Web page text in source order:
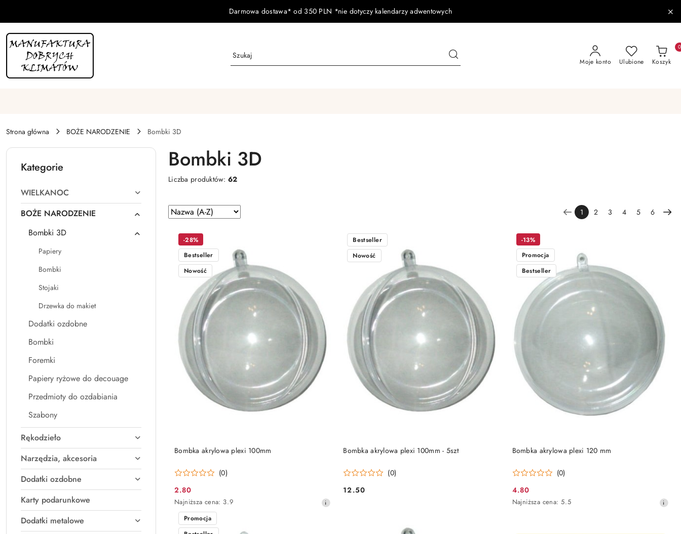
Darmowa dostawa* od 350 PLN *nie dotyczy kalendarzy adwentowych
Moje konto Ulubione Koszyk
0
Strona główna BOŻE NARODZENIE Bombki 3D
Kategorie
WIELKANOC
BOŻE NARODZENIE
Bombki 3D
Papiery
Bombki
Stojaki
Drzewka do makiet
Dodatki ozdobne
Bombki
Foremki
Papiery ryżowe do decouage
Przedmioty do ozdabiania
Szabony
Rękodzieło
Narzędzia, akcesoria
Dodatki ozdobne
Karty podarunkowe
Dodatki metalowe
Bombki 3D
Liczba produktów:62
Zastosowano
sortowanie:
Nazwa
Sortuj
według
1 2 3 4 5 6
Bombka akrylowa plexi 100mm
(0)
Cena
promocyjna:
2.80
Najniższa
cena
30
Najniższa cena: 3.9
-28%
Bestseller
Nowość
DO KOSZYKA Bombka akrylowa plexi 100mm - 5szt
(0)
Cena:
12.50
Bestseller
Nowość
DO KOSZYKA Bombka akrylowa plexi 120 mm
(0)
Cena
promocyjna:
4.80
Najniższa
Najniższa cena: 5.5
-13%
Promocja
Bestseller
DO KOSZYKA
Promocja